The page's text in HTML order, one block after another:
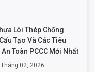
Lõi Thép Chống
Tạo Và Các Tiêu
An Toàn PCCC Mới Nhất
02, 2026